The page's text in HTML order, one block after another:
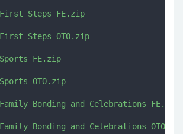
Steps FE.zip
Steps OTO.zip
FE.zip
OTO.zip
Bonding and Celebrations FE.zip
Bonding and Celebrations